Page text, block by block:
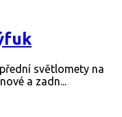
světlomety na
a zadn...